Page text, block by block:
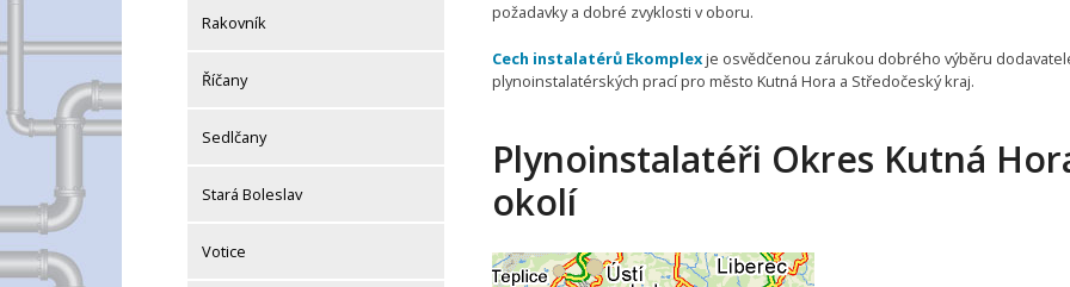
Rakovník
Říčany
Sedlčany
Stará Boleslav
Votice
požadavky a dobré zvyklosti v oboru.
Cech instalatérů Ekomplexje osvědčenou zárukou dobrého výběru
plynoinstalatérských prací pro město Kutná Hora a Středočeský kraj.
Plynoinstalatéři Okres Kutná
okolí